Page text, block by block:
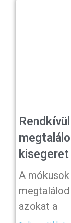
kisegeret
A
azokat a